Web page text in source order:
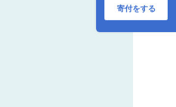
寄付をする